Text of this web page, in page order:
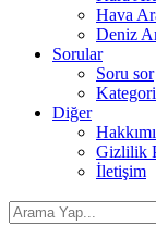
Hava
Deniz
Sorular
Soru sor
Diğer
Gizlilik
İletişim